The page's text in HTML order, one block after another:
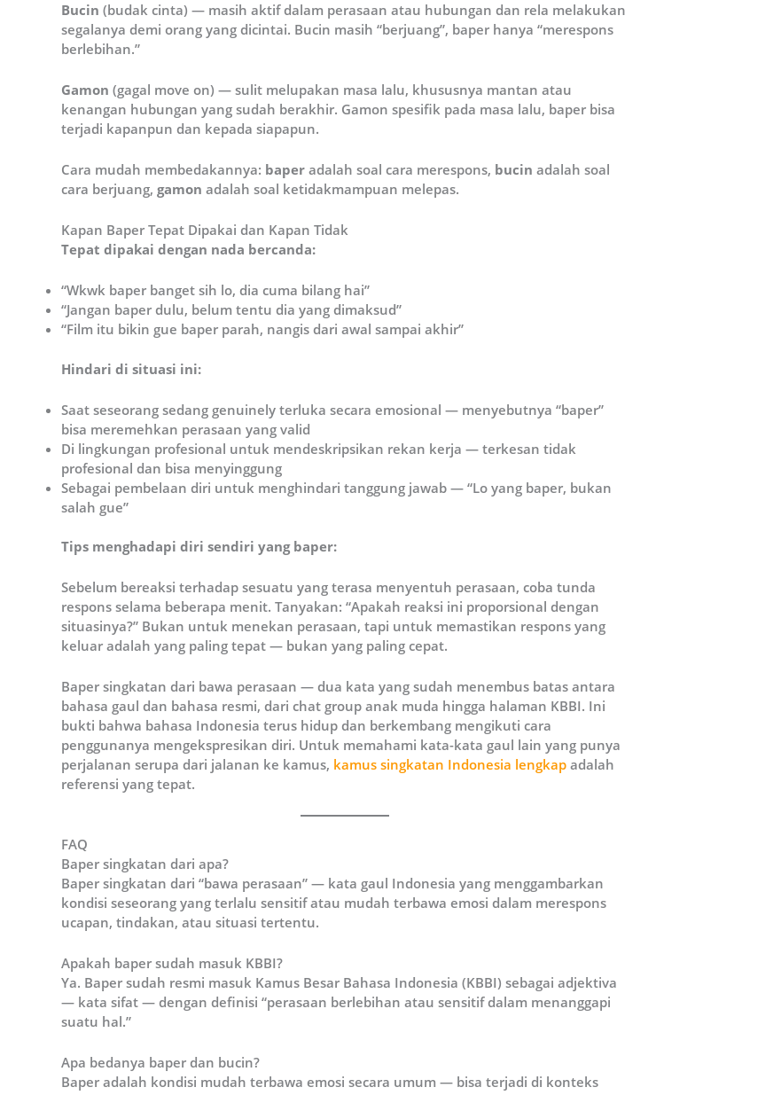
Bucin (budak cinta) — masih aktif dalam perasaan atau hubungan dan rela melakukan
segalanya demi orang yang dicintai. Bucin masih “berjuang”, baper hanya “merespons
berlebihan.”
Gamon (gagal move on) — sulit melupakan masa lalu, khususnya mantan atau
kenangan hubungan yang sudah berakhir. Gamon spesifik pada masa lalu, baper bisa
terjadi kapanpun dan kepada siapapun.
Cara mudah membedakannya: baper adalah soal cara merespons, bucin adalah soal
cara berjuang,gamon adalah soal ketidakmampuan melepas.
Kapan Baper Tepat Dipakai dan Kapan Tidak
Tepat dipakai dengan nada bercanda:
“Wkwk baper banget sih lo, dia cuma bilang hai”
“Jangan baper dulu, belum tentu dia yang dimaksud”
“Film itu bikin gue baper parah, nangis dari awal sampai akhir”
Hindari di situasi ini:
Saat seseorang sedang genuinely terluka secara emosional — menyebutnya “baper”
bisa meremehkan perasaan yang valid
Di lingkungan profesional untuk mendeskripsikan rekan kerja — terkesan tidak
profesional dan bisa menyinggung
Sebagai pembelaan diri untuk menghindari tanggung jawab — “Lo yang baper, bukan
salah gue”
Tips menghadapi diri sendiri yang baper:
Sebelum bereaksi terhadap sesuatu yang terasa menyentuh perasaan, coba tunda
respons selama beberapa menit. Tanyakan: “Apakah reaksi ini proporsional dengan
situasinya?” Bukan untuk menekan perasaan, tapi untuk memastikan respons yang
keluar adalah yang paling tepat — bukan yang paling cepat.
Baper singkatan dari bawa perasaan — dua kata yang sudah menembus batas antara
bahasa gaul dan bahasa resmi, dari chat group anak muda hingga halaman KBBI. Ini
bukti bahwa bahasa Indonesia terus hidup dan berkembang mengikuti cara
penggunanya mengekspresikan diri. Untuk memahami kata-kata gaul lain yang punya
perjalanan serupa dari jalanan ke kamus, kamus singkatan Indonesia lengkap adalah
referensi yang tepat.
FAQ
Baper singkatan dari apa?
Baper singkatan dari “bawa perasaan” — kata gaul Indonesia yang menggambarkan
kondisi seseorang yang terlalu sensitif atau mudah terbawa emosi dalam merespons
ucapan, tindakan, atau situasi tertentu.
Apakah baper sudah masuk KBBI?
Ya. Baper sudah resmi masuk Kamus Besar Bahasa Indonesia (KBBI) sebagai adjektiva
— kata sifat — dengan definisi “perasaan berlebihan atau sensitif dalam menanggapi
suatu hal.”
Apa bedanya baper dan bucin?
Baper adalah kondisi mudah terbawa emosi secara umum — bisa terjadi di konteks